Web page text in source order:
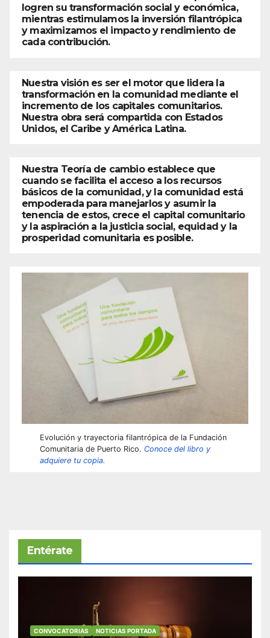
logren su transformación social y económica,
mientras estimulamos la inversión filantrópica
y maximizamos el impacto y rendimiento de
cada contribución.
Nuestra visión es ser el motor que lidera la
transformación en la comunidad mediante el
incremento de los capitales comunitarios.
Nuestra obra será compartida con Estados
Unidos, el Caribe y América Latina.
Nuestra Teoría de cambio establece que
cuando se facilita el acceso a los recursos
básicos de la comunidad, y la comunidad está
empoderada para manejarlos y asumir la
tenencia de estos, crece el capital comunitario
y la aspiración a la justicia social, equidad y la
prosperidad comunitaria es posible.
Evolución y trayectoria filantrópica de la Fundación
Comunitaria de Puerto Rico. Conoce del libro y
adquiere tu copia.
Entérate
CONVOCATORIAS NOTICIAS PORTADA